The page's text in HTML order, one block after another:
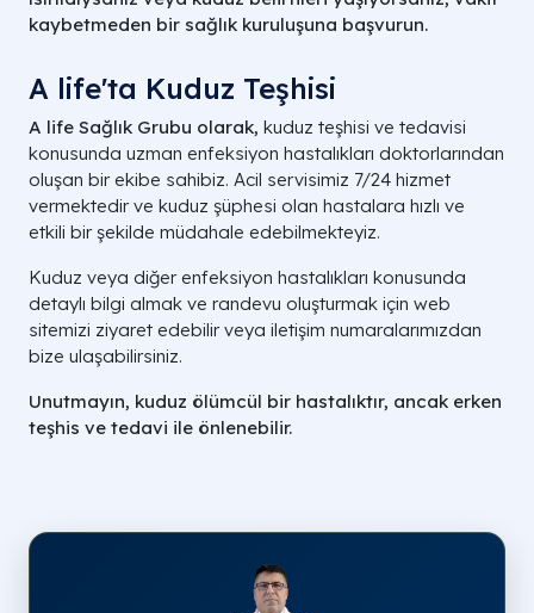
kaybetmeden bir sağlık kuruluşuna başvurun.
A life'ta Kuduz Teşhisi
A life Sağlık Grubu olarak, kuduz teşhisi ve tedavisi
konusunda uzman enfeksiyon hastalıkları doktorlarından
oluşan bir ekibe sahibiz. Acil servisimiz 7/24 hizmet
vermektedir ve kuduz şüphesi olan hastalara hızlı ve
etkili bir şekilde müdahale edebilmekteyiz.
Kuduz veya diğer enfeksiyon hastalıkları konusunda
detaylı bilgi almak ve randevu oluşturmak için web
sitemizi ziyaret edebilir veya iletişim numaralarımızdan
bize ulaşabilirsiniz.
Unutmayın, kuduz ölümcül bir hastalıktır, ancak erken
teşhis ve tedavi ile önlenebilir.